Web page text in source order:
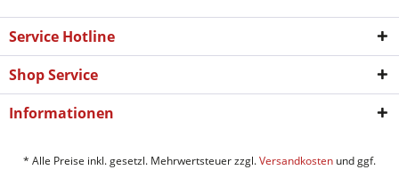
Service Hotline
Shop Service
Informationen
* Alle Preise inkl. gesetzl. Mehrwertsteuer zzgl.Versandkosten und ggf.